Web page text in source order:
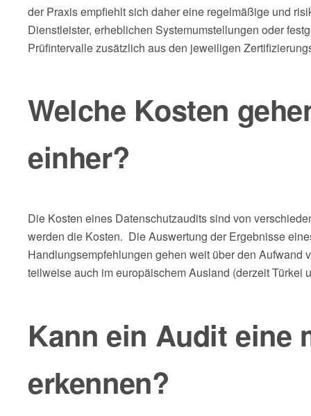
der Praxis empfiehlt sich daher eine regelmäßige und
Dienstleister, erheblichen Systemumstellungen oder
Prüfintervalle zusätzlich aus den jeweiligen
Welche Kosten
einher?
Die Kosten eines Datenschutzaudits sind von
werden die Kosten. Die Auswertung der Ergebnisse
Handlungsempfehlungen gehen weit über den
teilweise auch im europäischem Ausland (derzeit Türkei
Kann ein Audit eine
erkennen?